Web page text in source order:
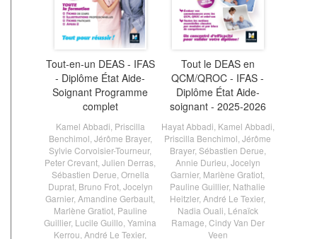
Tout-en-un DEAS - IFAS
- Diplôme État Aide-
Soignant Programme
complet
Kamel Abbadi Priscilla
Benchimol Jérôme Brayer,
Sylvie Corvoisier-Tourneur,
Peter Crevant Julien Derras
Sébastien Derue Ornella
Duprat, Bruno Frot, Jocelyn
Garnier, Amandine Gerbault
Marlène Gratiot, Pauline
Guillier, Lucile Guillo Yamina
Kerrou André Le Texier,
Tout le DEAS en
QCM/QROC - IFAS -
Diplôme État Aide-
soignant - 2025-2026
Hayat Abbadi Kamel Abbadi
Priscilla Benchimol Jérôme
Brayer, Sébastien Derue
Annie Durieu Jocelyn
Garnier, Marlène Gratiot
Pauline Guillier, Nathalie
Heitzler, André Le Texier,
Nadia Ouali Lénaïck
Ramage Cindy Van Der
Veen